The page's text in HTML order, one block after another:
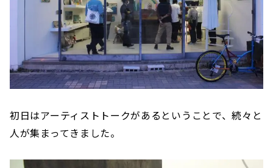
初日はアーティストトークがあるということで、続々と
人が集まってきました。